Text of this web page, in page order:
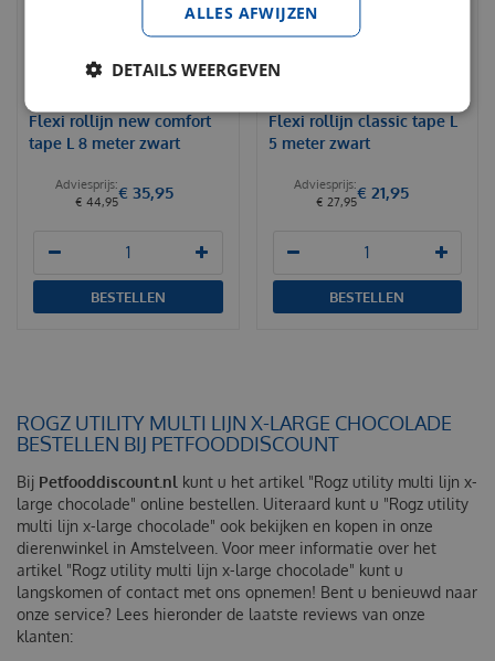
Flexi rollijn new comfort
tape L 8 meter zwart
€ 44,95€ 35,95
BESTELLEN
Flexi rollijn classic tape L
5 meter zwart
€ 27,95€ 21,95
BESTELLEN
ROGZ UTILITY MULTI LIJN X-LARGE CHOCOLADE
BESTELLEN BIJ PETFOODDISCOUNT
Bij Petfooddiscount.nl kunt u het artikel "Rogz utility multi lijn x-
large chocolade" online bestellen. Uiteraard kunt u "Rogz utility
multi lijn x-large chocolade" ook bekijken en kopen in onze
dierenwinkel in Amstelveen. Voor meer informatie over het
artikel "Rogz utility multi lijn x-large chocolade" kunt u
langskomen of contact met ons opnemen! Bent u benieuwd naar
onze service? Lees hieronder de laatste reviews van onze
klanten:
ALLES AFWIJZEN
DETAILS WEERGEVEN